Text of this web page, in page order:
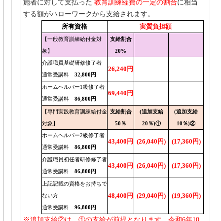
施者に対して支払った 教育訓練経費の一定の割合に相当
する額がハローワークから支給されます。
所有資格
実質負担額
【一般教育訓練給付金対
象】
支給割合
20%
介護職員基礎研修修了者
通常受講料 32,800円
26,240円
ホームヘルパー1級修了者
通常受講料 86,800円
69,440円
【専門実践教育訓練給付金
対象】
支給割合
50％
(追加支給
20％)①
(追加支給
10％)②
ホームヘルパー2級修了者
通常受講料 86,800円
43,400円 (26,040円) (17,360円)
介護職員初任者研修修了者
通常受講料 86,800円
43,400円 (26,040円) (17,360円)
上記記載の資格をお持ちで
ない方
通常受講料 96,800円
48,400円 (29,040円) (19,360円)